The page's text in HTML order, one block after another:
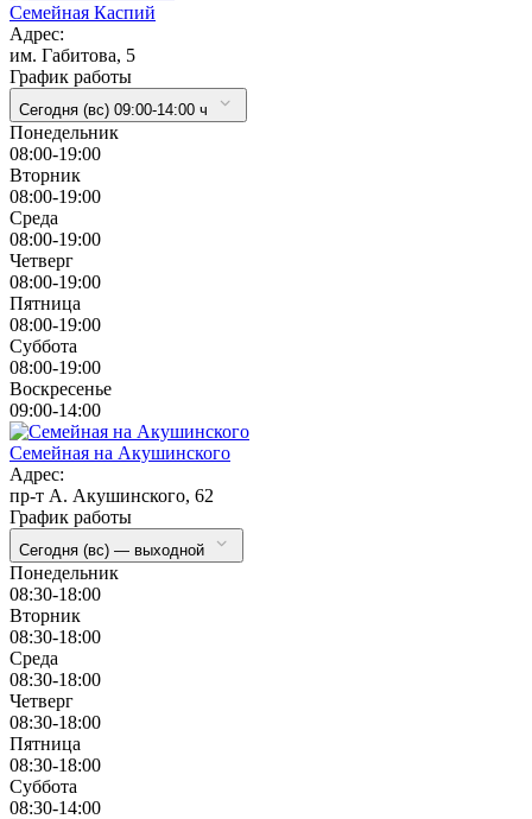
Семейная Каспий
Адрес:
им. Габитова, 5
График работы
Сегодня (вс) 09:00-14:00 ч
Понедельник
08:00-19:00
Вторник
08:00-19:00
Cреда
08:00-19:00
Четверг
08:00-19:00
Пятница
08:00-19:00
Суббота
08:00-19:00
Воскресенье
09:00-14:00
Семейная на Акушинского
Адрес:
пр-т А. Акушинского, 62
График работы
Сегодня (вс) — выходной
Понедельник
08:30-18:00
Вторник
08:30-18:00
Cреда
08:30-18:00
Четверг
08:30-18:00
Пятница
08:30-18:00
Суббота
08:30-14:00